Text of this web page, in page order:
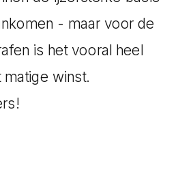
dingen die we
hebben.
niet na te denken
zijn, dat
- maar voor de
is het vooral heel
winst.